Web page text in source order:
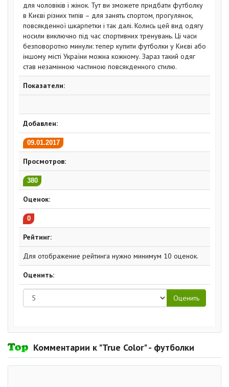
для чоловіків і жінок. Тут ви зможете придбати футболку
в Києві різних типів – для занять спортом, прогулянок,
повсякденної шкарпетки і так далі. Колись цей вид одягу
носили виключно під час спортивних тренувань. Ці часи
безповоротно минули: тепер купити футболки у Києві або
іншому місті України можна кожному. Зараз такий одяг
став незамінною частиною повсякденного стилю.
Показатели:
Добавлен:
09.01.2017
Просмотров:
380
Оценок:
0
Рейтинг:
Для отображение рейтинга нужно минимум 10 оценок.
Оценить:
Комментарии к "True Color" - футболки